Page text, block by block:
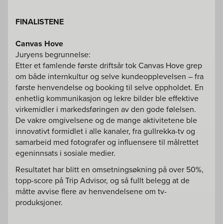
FINALISTENE
Canvas Hove
Juryens begrunnelse:
Etter et famlende første driftsår tok Canvas Hove grep
om både internkultur og selve kundeopplevelsen – fra
første henvendelse og booking til selve oppholdet. En
enhetlig kommunikasjon og lekre bilder ble effektive
virkemidler i markedsføringen av den gode følelsen.
De vakre omgivelsene og de mange aktivitetene ble
innovativt formidlet i alle kanaler, fra gullrekka-tv og
samarbeid med fotografer og influensere til målrettet
egeninnsats i sosiale medier.
Resultatet har blitt en omsetningsøkning på over 50%,
topp-score på Trip Advisor, og så fullt belegg at de
måtte avvise flere av henvendelsene om tv-
produksjoner.